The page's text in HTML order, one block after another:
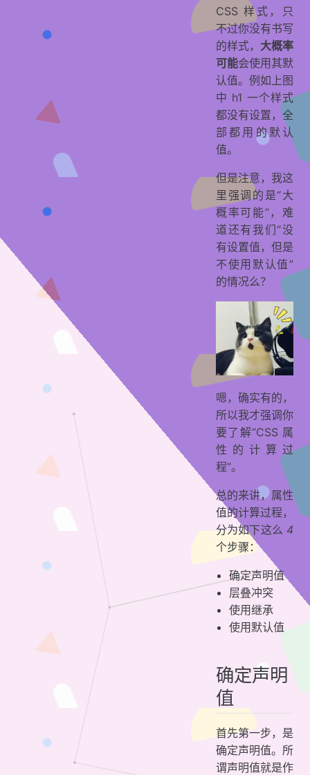
CSS 样式，只
不过你没有书写
的样式， 大概率
可能会使用其默
认值。例如上图
中 h1 一个样式
都没有设置，全
部都用的默认
值。
但是注意，我这
里强调的是“大
概率可能”，难
道还有我们“没
有设置值，但是
不使用默认值”
的情况么？
嗯，确实有的，
所以我才强调你
要了解“CSS 属
性的计算过
程”。
总的来讲，属性
值的计算过程，
分为如下这么 4
个步骤：
确定声明值
层叠冲突
使用继承
使用默认值
确定声明
值
首先第一步，是
确定声明值。所
谓声明值就是作